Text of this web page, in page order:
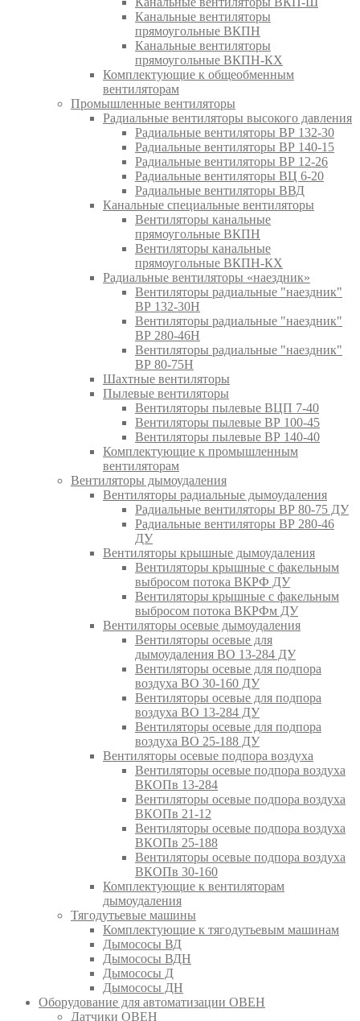
Канальные вентиляторы
прямоугольные ВКПН
Канальные вентиляторы
прямоугольные ВКПН-КХ
Комплектующие к общеобменным
вентиляторам
Промышленные вентиляторы
Радиальные вентиляторы высокого давления
Радиальные вентиляторы ВР 132-30
Радиальные вентиляторы ВР 140-15
Радиальные вентиляторы ВР 12-26
Радиальные вентиляторы ВЦ 6-20
Радиальные вентиляторы ВВД
Канальные специальные вентиляторы
Вентиляторы канальные
прямоугольные ВКПН
Вентиляторы канальные
прямоугольные ВКПН-КХ
Радиальные вентиляторы «наездник»
Вентиляторы радиальные "наездник"
ВР 132-30Н
Вентиляторы радиальные "наездник"
ВР 280-46Н
Вентиляторы радиальные "наездник"
ВР 80-75Н
Шахтные вентиляторы
Пылевые вентиляторы
Вентиляторы пылевые ВЦП 7-40
Вентиляторы пылевые ВР 100-45
Вентиляторы пылевые ВР 140-40
Комплектующие к промышленным
вентиляторам
Вентиляторы дымоудаления
Вентиляторы радиальные дымоудаления
Радиальные вентиляторы ВР 80-75 ДУ
Радиальные вентиляторы ВР 280-46
ДУ
Вентиляторы крышные дымоудаления
Вентиляторы крышные с факельным
выбросом потока ВКРФ ДУ
Вентиляторы крышные с факельным
выбросом потока ВКРФм ДУ
Вентиляторы осевые дымоудаления
Вентиляторы осевые для
дымоудаления ВО 13-284 ДУ
Вентиляторы осевые для подпора
воздуха ВО 30-160 ДУ
Вентиляторы осевые для подпора
воздуха ВО 13-284 ДУ
Вентиляторы осевые для подпора
воздуха ВО 25-188 ДУ
Вентиляторы осевые подпора воздуха
Вентиляторы осевые подпора воздуха
ВКОПв 13-284
Вентиляторы осевые подпора воздуха
ВКОПв 21-12
Вентиляторы осевые подпора воздуха
ВКОПв 25-188
Вентиляторы осевые подпора воздуха
ВКОПв 30-160
Комплектующие к вентиляторам
дымоудаления
Тягодутьевые машины
Комплектующие к тягодутьевым машинам
Дымососы ВД
Дымососы ВДН
Дымососы Д
Дымососы ДН
Оборудование для автоматизации ОВЕН
Датчики ОВЕН